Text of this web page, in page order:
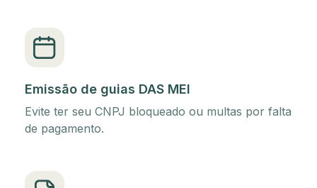
Emissão de guias DAS MEI
Evite ter seu CNPJ bloqueado ou multas por falta
de pagamento.